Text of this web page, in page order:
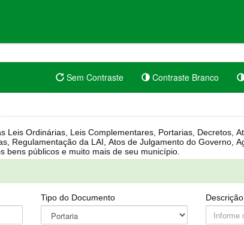
Sem Contraste Contraste Branco
PPA, LDO, LOA, RREO, Resoluções, RGF, Lei Orgânica, Regimento Interno, Pauta
Câmara, Controle dos bens públicos e muito mais de seu município.
Tipo do Documento Descrição